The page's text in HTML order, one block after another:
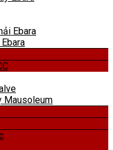
Ebara
Mausoleum